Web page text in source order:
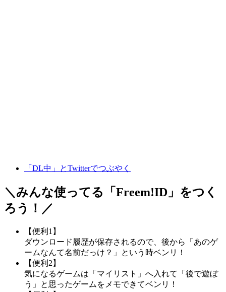
「DL中」とTwitterでつぶやく
＼みんな使ってる「 Freem!ID 」をつく
ろう！／
【便利1】
ダウンロード履歴が保存されるので、後から「あのゲ
ームなんて名前だっけ？」という時ベンリ！
【便利2】
気になるゲームは「マイリスト」へ入れて「後で遊ぼ
う」と思ったゲームをメモできてベンリ！